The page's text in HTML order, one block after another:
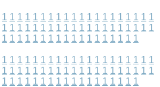
1 1 1 1 1 1 1 1 1 1 1 1 1 1 1 1 1 1 1 1
1 1 1 1 1 1 1 1 1 1 1 1 1 1 1 1 1 1 1 1
1 1 1 1 1 1 1 1 1 1 1 1 1 1 1 1 1 1
1 1 1 1 1 1 1 1 1 1 1 1 1 1 1 1 1 1 1 1
1 1 1 1 1 1 1 1 1 1 1 1 1 1 1 1 1 1 1 1
1 1 1 1 1 1 1 1 1 1 1 1 1 1 1 1 1 1